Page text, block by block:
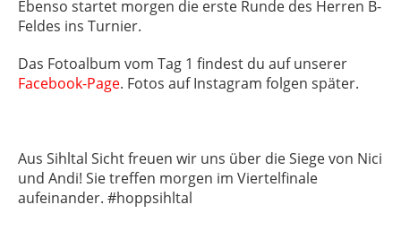
Ebenso startet morgen die erste Runde des Herren B-
Feldes ins Turnier.
Das Fotoalbum vom Tag 1 findest du auf unserer
Facebook-Page. Fotos auf Instagram folgen später.
Aus Sihltal Sicht freuen wir uns über die Siege von Nici
und Andi! Sie treffen morgen im Viertelfinale
aufeinander. #hoppsihltal